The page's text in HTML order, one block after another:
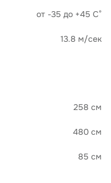
от -35 до +45 С°
13.8 м/сек
258 см
480 см
85 см